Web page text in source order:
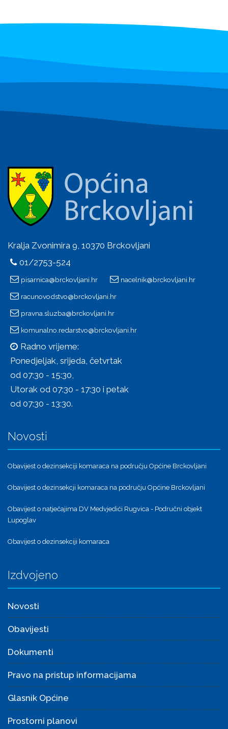
Kralja Zvonimira 9, 10370 Brckovljani
01/2753-524
pisarnica@brckovljani.hr nacelnik@brckovljani.hr
racunovodstvo@brckovljani.hr
pravna.sluzba@brckovljani.hr
komunalno.redarstvo@brckovljani.hr
Radno vrijeme:
Ponedjeljak, srijeda, četvrtak
od 07:30 - 15:30,
Utorak od 07:30 - 17:30 i petak
od 07:30 - 13:30.
Novosti
Obavijest o dezinsekciji komaraca na području Općine Brckovljani
Obavijest o dezinsekcji komaraca na području Općine Brckovljani
Obavijest o natječajima DV Medvjedići Rugvica - Područni objekt
Lupoglav
Obavijest o dezinsekciji komaraca
Izdvojeno
Novosti
Obavijesti
Dokumenti
Pravo na pristup informacijama
Glasnik Općine
Prostorni planovi